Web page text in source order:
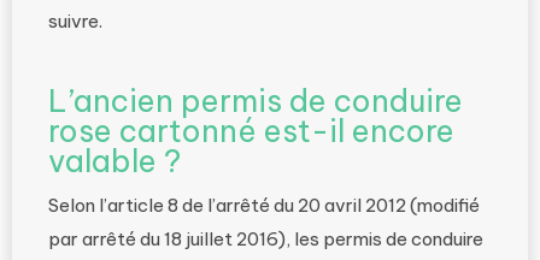
suivre.
L’ancien permis de conduire
rose cartonné est-il encore
valable ?
Selon l’article 8 de l’arrêté du 20 avril 2012 (modifié
par arrêté du 18 juillet 2016), les permis de conduire